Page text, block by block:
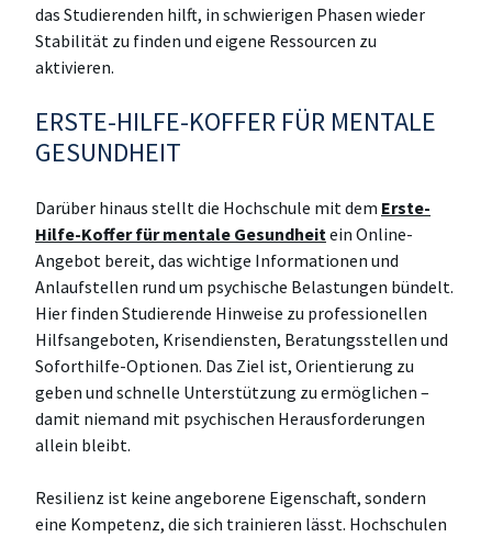
das Studierenden hilft, in schwierigen Phasen wieder
Stabilität zu finden und eigene Ressourcen zu
aktivieren.
ERSTE-HILFE-KOFFER FÜR MENTALE
GESUNDHEIT
Darüber hinaus stellt die Hochschule mit dem Erste-
Hilfe-Koffer für mentale Gesundheit ein Online-
Angebot bereit, das wichtige Informationen und
Anlaufstellen rund um psychische Belastungen bündelt.
Hier finden Studierende Hinweise zu professionellen
Hilfsangeboten, Krisendiensten, Beratungsstellen und
Soforthilfe-Optionen. Das Ziel ist, Orientierung zu
geben und schnelle Unterstützung zu ermöglichen –
damit niemand mit psychischen Herausforderungen
allein bleibt.
Resilienz ist keine angeborene Eigenschaft, sondern
eine Kompetenz, die sich trainieren lässt. Hochschulen